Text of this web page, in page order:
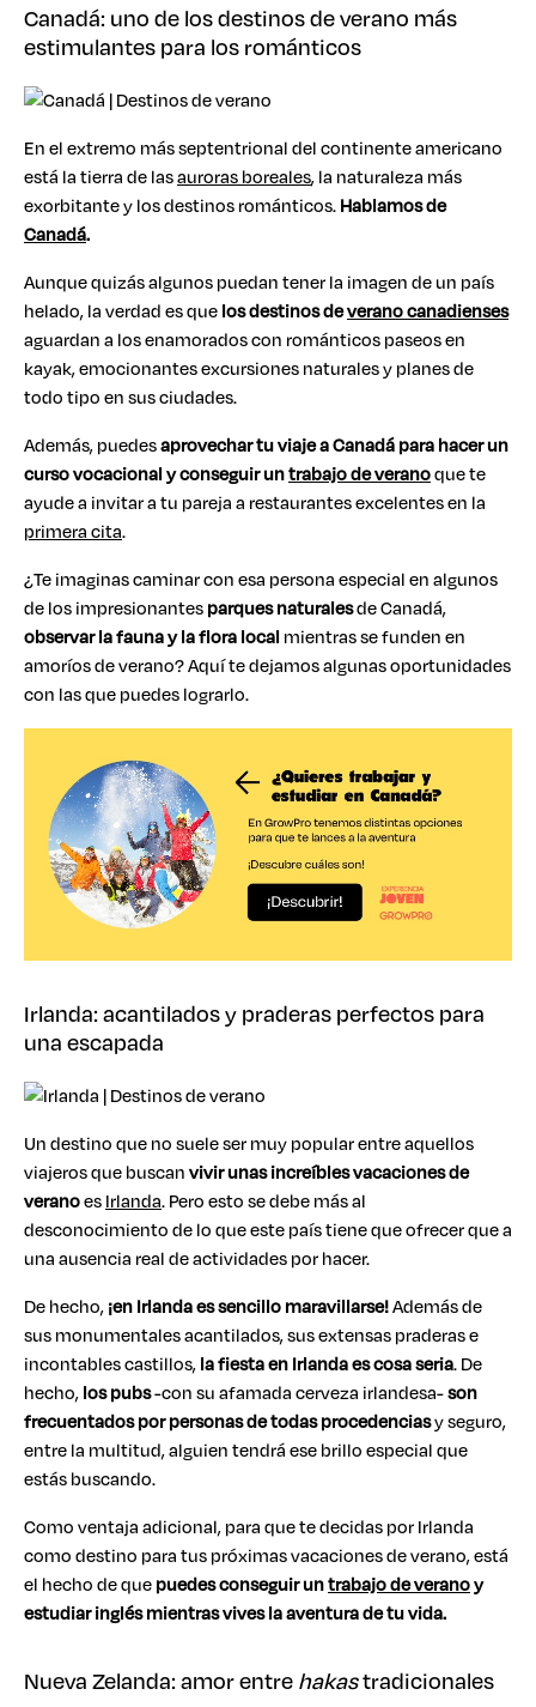
Canadá: uno de los destinos de verano más
estimulantes para los románticos
En el extremo más septentrional del continente americano
está la tierra de lasauroras boreales, la naturaleza más
exorbitante y los destinos románticos.Hablamos de
Canadá.
Aunque quizás algunos puedan tener la imagen de un país
helado, la verdad es quelos destinos deverano canadienses
aguardan a los enamorados con románticos paseos en
kayak, emocionantes excursiones naturales y planes de
todo tipo en sus ciudades.
Además, puedesaprovechar tu viaje a Canadá para hacer un
curso vocacional y conseguir untrabajo de veranoque te
ayude a invitar a tu pareja a restaurantes excelentes en la
primera cita.
¿Te imaginas caminar con esa persona especial en algunos
de los impresionantesparques naturalesde Canadá,
observar la fauna y la flora local mientras se funden en
amoríos de verano? Aquí te dejamos algunas oportunidades
con las que puedes lograrlo.
Irlanda: acantilados y praderas perfectos para
una escapada
Un destino que no suele ser muy popular entre aquellos
viajeros que buscanvivir unas increíbles vacaciones de
veranoesIrlanda. Pero esto se debe más al
desconocimiento de lo que este país tiene que ofrecer que a
una ausencia real de actividades por hacer.
De hecho,¡en Irlanda es sencillo maravillarse!Además de
sus monumentales acantilados, sus extensas praderas e
incontables castillos,la fiesta en Irlanda es cosa seria. De
hecho,los pubs-con su afamada cerveza irlandesa-son
frecuentados por personas de todas procedenciasy seguro,
entre la multitud, alguien tendrá ese brillo especial que
estás buscando.
Como ventaja adicional, para que te decidas por Irlanda
como destino para tus próximas vacaciones de verano, está
el hecho de quepuedes conseguir untrabajo de veranoy
estudiar inglés mientras vives la aventura de tu vida.
Nueva Zelanda: amor entrehakastradicionales